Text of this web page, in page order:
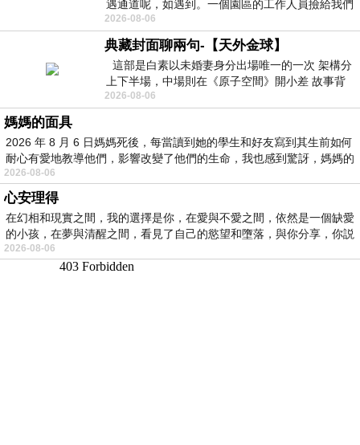
遇通道呢，如遇到。一個園區的工作人員撿給我們
細賞。
2026-08-06
典藏封面聊兩句-【天外金球】
這部是白素以未婚妻身分出場唯一的一次 架構分
上下半場，中場則在《原子空間》開小差 故事背
景影射西藏境外流亡 地下組織
2026-08-06
媽媽的面具
2026 年 8 月 6 日媽媽死後，每當讀到她的學生和好友寫到其生前如何
耐心有愛地教導他們，影響改變了他們的生命，我也感到驚訝，媽媽的
2026-08-06
心安理得
在幻相和現實之間，我的選擇是你，在愛與不愛之間，依然是一個缺愛
的小孩，在夢與清醒之間，看見了自己的慾望和墮落，與你分享，你説
2026-08-06